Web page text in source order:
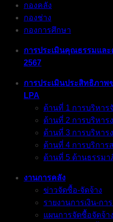
กองคลัง
กองช่าง
กองการศึกษา
การประเมินคุณธรรมและ
2567
การประเมินประสิทธิภา
LPA
ด้านที่ 1 การบริหาร
ด้านที่ 2 การบริหา
ด้านที่ 3 การบริหาร
ด้านที่ 4 การบริการ
ด้านที่ 5 ด้านธรรมา
งานการคลัง
ข่าวจัดซื้อ-จัดจ้าง
รายงานการเงิน-กา
แผนการจัดซื้อจัดจ้